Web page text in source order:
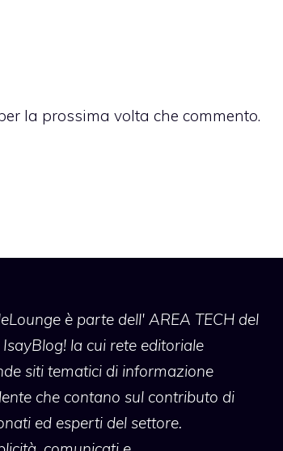
la prossima volta che commento.
è parte dell' AREA TECH del
la cui rete editoriale
siti tematici di informazione
che contano sul contributo di
ed esperti del settore.